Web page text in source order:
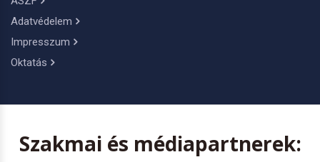
Adatvédelem
Impresszum
Oktatás
Szakmai és médiapartnerek: